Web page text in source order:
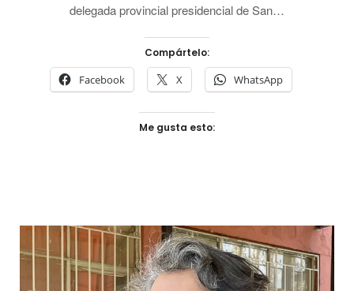
delegada provincial presidencial de San…
Compártelo:
Facebook X WhatsApp
Me gusta esto: